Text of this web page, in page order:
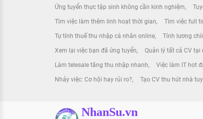
Ứng tuyển thực tập sinh không cần kinh nghiệm
Tìm việc làm thêm linh hoạt thời gian Tìm việc full
Tự tính thuế thu nhập cá nhân online Tính lương
Xem lại việc bạn đã ứng tuyển Quản lý tất cả CV tại
Làm telesale tăng thu nhập nhanh Việc làm IT hot
Nhảy việc: Cơ hội hay rủi ro? Tạo CV thu hút nhà
NhanSu.vn